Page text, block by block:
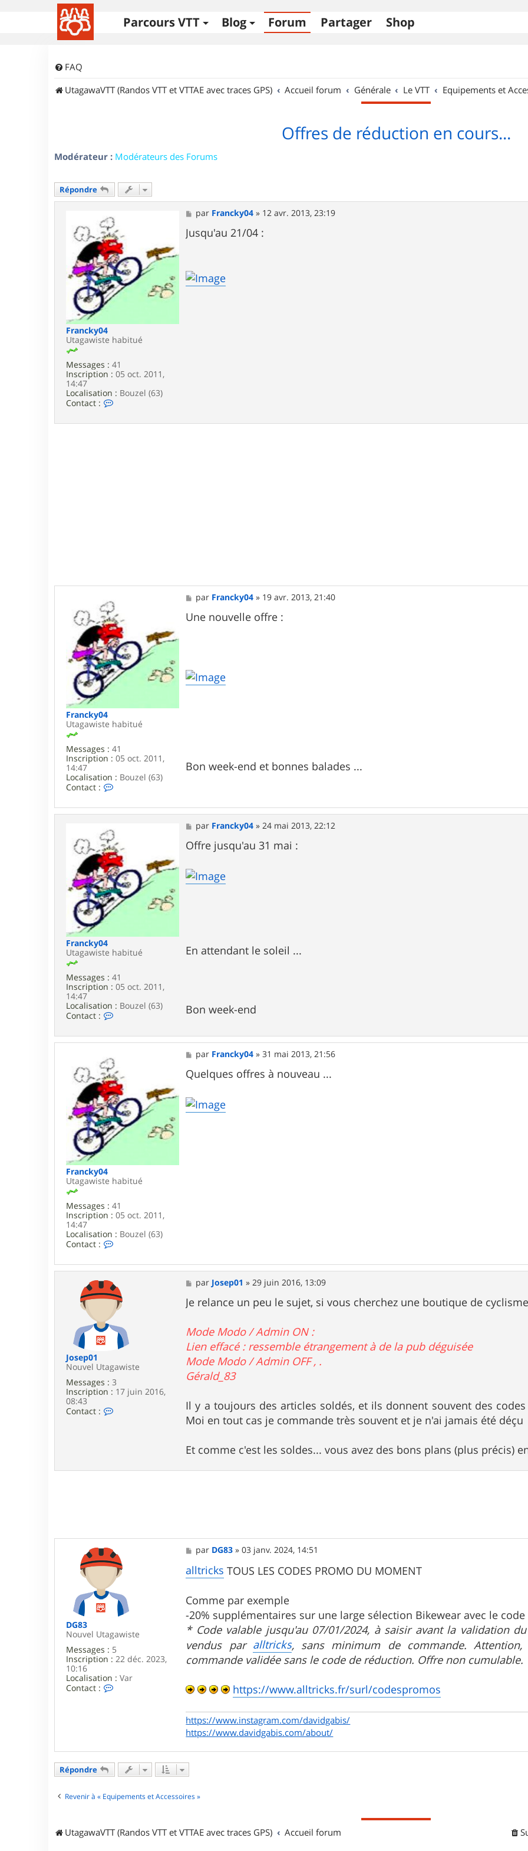
Parcours VTT Blog Forum Partager Shop
FAQ
UtagawaVTT (Randos VTT et VTTAE avec traces GPS)
Accueil forum Générale Le VTT Equipements et
Offres de réduction en cours...
Modérateur : Modérateurs des Forums
Répondre
Francky04
Utagawiste habitué
Messages : 41
Inscription : 05 oct. 2011,
14:47
Localisation : Bouzel (63)
Contact :
M
e
s
s
e
par Francky04 » 12 avr. 2013, 23:19
Jusqu'au 21/04 :
Francky04
Utagawiste habitué
Messages : 41
Inscription : 05 oct. 2011,
14:47
Localisation : Bouzel (63)
Contact :
n
t
c
t
e
r
F
r
a
n
c
0
M
e
s
s
par Francky04 » 19 avr. 2013, 21:40
Une nouvelle offre :
Bon week-end et bonnes balades ...
Francky04
Utagawiste habitué
Messages : 41
Inscription : 05 oct. 2011,
14:47
Localisation : Bouzel (63)
Contact :
t
c
t
e
r
F
r
a
n
c
0
M
e
s
s
g
e
par Francky04 »24 mai 2013, 22:12
Offre jusqu'au 31 mai :
En attendant le soleil ...
Bon week-end
Francky04
Utagawiste habitué
Messages : 41
Inscription : 05 oct. 2011,
14:47
Localisation : Bouzel (63)
Contact :
n
t
c
t
e
F
r
a
c
y
0
M
e
s
s
g
e
par Francky04 »31 mai 2013, 21:56
Quelques offres à nouveau ...
Josep01
Nouvel Utagawiste
Messages : 3
Inscription : 17 juin 2016,
08:43
Contact :
0
1
M
e
s
s
g
e
par Josep01 »29 juin 2016, 13:09
Je relance un peu le sujet, si vous cherchez une boutique de
Mode Modo / Admin ON :
Lien effacé : ressemble étrangement à de la pub déguisée
Mode Modo / Admin OFF , .
Gérald_83
Il y a toujours des articles soldés, et ils donnent souvent des
Moi en tout cas je commande très souvent et je n'ai jamais été déçu
Et comme c'est les soldes... vous avez des bons plans (plus précis)
DG83
Nouvel Utagawiste
Messages : 5
Inscription : 22 déc. 2023,
10:16
Localisation : Var
Contact :
e
r
3
M
e
s
s
g
e
par DG83 »03 janv. 2024, 14:51
alltricks TOUS LES CODES PROMO DU MOMENT
Comme par exemple
-20% supplémentaires sur une large sélection Bikewear avec le code
* Code valable jusqu'au 07/01/2024, à saisir avant la validation
vendus par alltricks, sans minimum de commande.
commande validée sans le code de réduction. Offre non cumulable.
https://www.alltricks.fr/surl/codespromos
https://www.instagram.com/davidgabis/
https://www.davidgabis.com/about/
Répondre
Revenir à « Equipements et Accessoires »
UtagawaVTT (Randos VTT et VTTAE avec traces GPS) Accueil forum